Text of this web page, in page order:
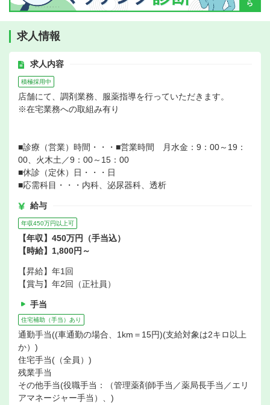
求人情報
求人内容
積極採用中
店舗にて、調剤業務、服薬指導を行っていただきます。
※在宅業務への取組み有り
■診療（営業）時間・・・■営業時間 月水金：9：00～19：
00、火木土／9：00～15：00
■休診（定休）日・・・日
■応需科目・・・内科、泌尿器科、透析
給与
年収450万円以上可
【年収】450万円（手当込）
【時給】1,800円～
【昇給】年1回
【賞与】年2回（正社員）
手当
住宅補助（手当）あり
通勤手当((車通勤の場合、1km＝15円)(支給対象は2キロ以上
か）)
住宅手当(（全員）)
残業手当
その他手当(役職手当：（管理薬剤師手当／薬局長手当／エリ
アマネージャー手当）、)